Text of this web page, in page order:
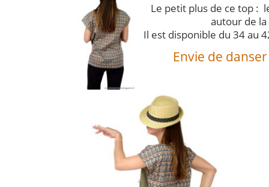
Le petit plus de ce top :
autour de
Il est disponible du 34 au
Envie de